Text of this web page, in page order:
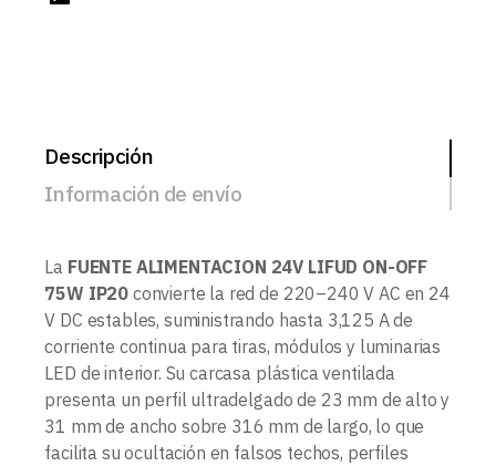
Descripción
Información de envío
La FUENTE ALIMENTACION 24V LIFUD ON-OFF
75W IP20 convierte la red de 220–240 V AC en 24
V DC estables, suministrando hasta 3,125 A de
corriente continua para tiras, módulos y luminarias
LED de interior. Su carcasa plástica ventilada
presenta un perfil ultradelgado de 23 mm de alto y
31 mm de ancho sobre 316 mm de largo, lo que
facilita su ocultación en falsos techos, perfiles